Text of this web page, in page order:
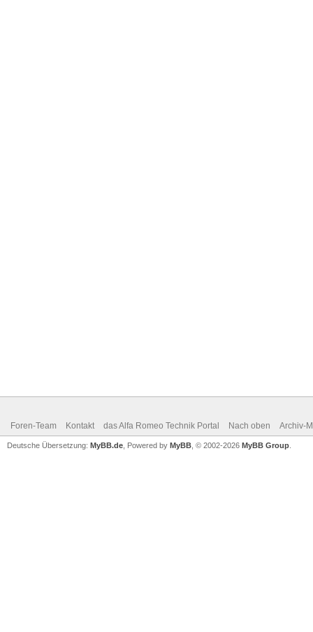
Foren-Team Kontakt das Alfa Romeo Technik Portal Nach oben Archiv-
Deutsche Übersetzung: MyBB.de , Powered by MyBB , © 2002-2026 MyBB Group